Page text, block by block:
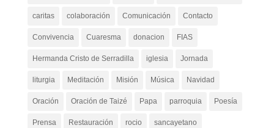
caritas colaboración Comunicación Contacto
Convivencia Cuaresma donacion FIAS
Hermanda Cristo de Serradilla iglesia Jornada
liturgia Meditación Misión Música Navidad
Oración Oración de Taizé Papa parroquia Poesía
Prensa Restauración rocio sancayetano